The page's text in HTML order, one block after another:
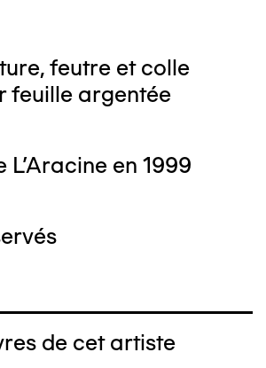
feutre et colle
feuille argentée
L'Aracine en 1999
de cet artiste